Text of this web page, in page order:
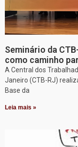
Seminário da
como caminho
A Central dos
Janeiro (CTB-RJ)
Base da
Leia mais »